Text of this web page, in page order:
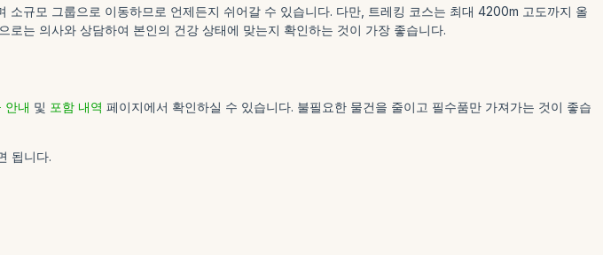
규모 그룹으로 이동하므로 언제든지 쉬어갈 수 있습니다. 다만, 트레킹 코스는 최대 4200m 고도까지 올
는 의사와 상담하여 본인의 건강 상태에 맞는지 확인하는 것이 가장 좋습니다.
안내 및 포함 내역 페이지에서 확인하실 수 있습니다. 불필요한 물건을 줄이고 필수품만 가져가는 것이 좋습
됩니다.